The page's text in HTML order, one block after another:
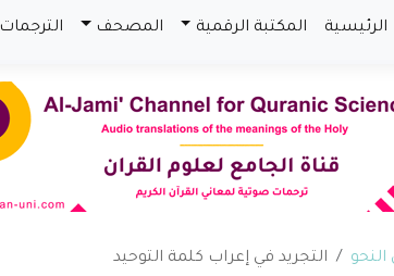
الرئيسية المكتبة الرقمية المصحف الترجمات
التجريد في إعراب كلمة التوحيد